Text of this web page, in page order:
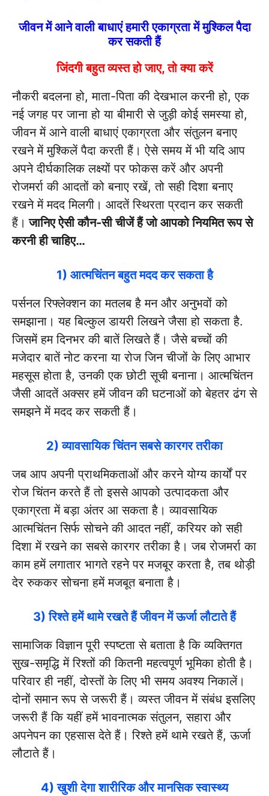
जीवन में आने वाली बाधाएं हमारी एकाग्रता में मुश्किल पैदा
कर सकती हैं
जिंदगी बहुत व्यस्त हो जाए, तो क्या करें
नौकरी बदलना हो, माता-पिता की देखभाल करनी हो, एक
नई जगह पर जाना हो या बीमारी से जुड़ी कोई समस्या हो,
जीवन में आने वाली बाधाएं एकाग्रता और संतुलन बनाए
रखने में मुश्किलें पैदा करती हैं। ऐसे समय में भी यदि आप
अपने दीर्घकालिक लक्ष्यों पर फोकस करें और अपनी
रोजमर्रा की आदतों को बनाए रखें, तो सही दिशा बनाए
रखने में मदद मिलगी। आदतें स्थिरता प्रदान कर सकती
हैं। जानिए ऐसी कौन-सी चीजें हैं जो आपको नियमित रूप से
करनी ही चाहिए…
1) आत्मचिंतन बहुत मदद कर सकता है
पर्सनल रिफ्लेक्शन का मतलब है मन और अनुभवों को
समझाना। यह बिल्कुल डायरी लिखने जैसा हो सकता है.
जिसमें हम दिनभर की बातें लिखते हैं। जैसे बच्चों की
मजेदार बातें नोट करना या रोज जिन चीजों के लिए आभार
महसूस होता है, उनकी एक छोटी सूची बनाना। आत्मचिंतन
जैसी आदतें अक्सर हमें जीवन की घटनाओं को बेहतर ढंग से
समझने में मदद कर सकती हैं।
2) व्यावसायिक चिंतन सबसे कारगर तरीका
जब आप अपनी प्राथमिकताओं और करने योग्य कार्यों पर
रोज चिंतन करते हैं तो इससे आपको उत्पादकता और
एकाग्रता में बड़ा अंतर आ सकता है। व्यावसायिक
आत्मचिंतन सिर्फ सोचने की आदत नहीं, करियर को सही
दिशा में रखने का सबसे कारगर तरीका है। जब रोजमर्रा का
काम हमें लगातार भागते रहने पर मजबूर करता है, तब थोड़ी
देर रुककर सोचना हमें मजबूत बनाता है।
3) रिश्ते हमें थामे रखते हैं जीवन में ऊर्जा लौटाते हैं
सामाजिक विज्ञान पूरी स्पष्टता से बताता है कि व्यक्तिगत
सुख-समृद्धि में रिश्तों की कितनी महत्वपूर्ण भूमिका होती है।
परिवार ही नहीं, दोस्तों के लिए भी समय अवश्य निकालें।
दोनों समान रूप से जरूरी हैं। व्यस्त जीवन में संबंध इसलिए
जरूरी हैं कि यहीं हमें भावनात्मक संतुलन, सहारा और
अपनेपन का एहसास देते हैं। रिश्ते हमें थामे रखते हैं, ऊर्जा
लौटाते हैं।
4) खुशी देगा शारीरिक और मानसिक स्वास्थ्य